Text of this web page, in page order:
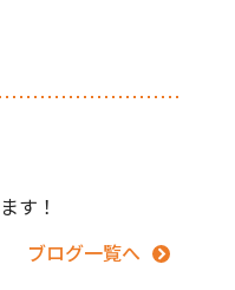
す！
ブログ一覧へ